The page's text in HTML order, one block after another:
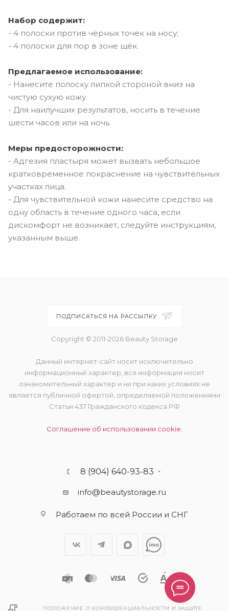
Набор содержит:
- 4 полоски против чёрных точек на носу;
- 4 полоски для пор в зоне щёк.
Предлагаемое использование:
- Нанесите полоску липкой стороной вниз на
чистую сухую кожу.
- Для наилучших результатов, носить в течение
шести часов или на ночь.
Меры предосторожности:
- Адгезия пластыря может вызвать небольшое
кратковременное покраснение на чувствительных
участках лица.
- Для чувствительной кожи нанесите средство на
одну область в течение одного часа, если
дискомфорт не возникает, следуйте инструкциям,
указанным выше.
ПОДПИСАТЬСЯ НА РАССЫЛКУ
Copyright © 2011-2026 Beauty Storage
Данный интернет-сайт носит исключительно
информационный характер, вся информация носит
ознакомительный характер и ни при каких условиях не
является публичной офертой, определяемой положениями
Статьи 437 Гражданского кодекса РФ
Соглашение об использовании cookie.
8 (904) 640-93-83
info@beautystorage.ru
Работаем по всей России и СНГ
ПОЛОЖЕНИЕ О КОНФИДЕНЦИАЛЬНОСТИ И ЗАЩИТЕ